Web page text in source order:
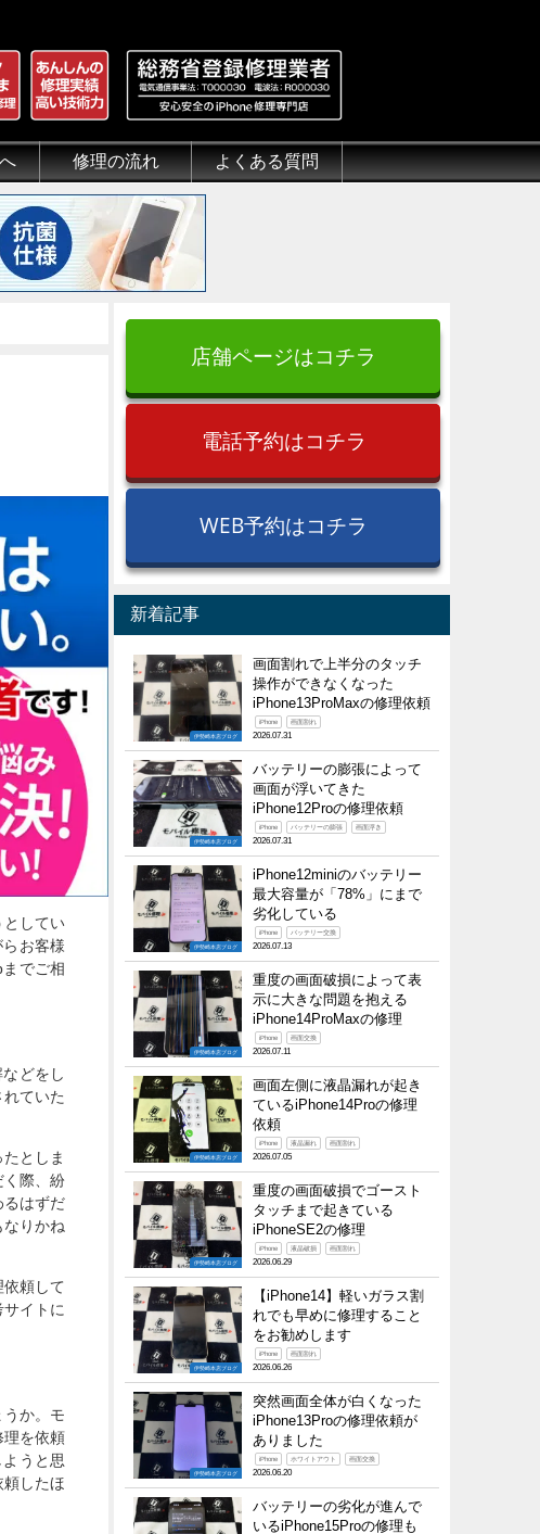
者
バイル修理.jp
品の安全性
ついて）について
て
修理の流れ
来店修理の流れ
郵送修理の流れ
出張修理の流れ
よくある質問
よくある質問（iPhone修理）
よくある質問（郵送修理）
よくある質問（出張修理）
よくある質問（G-PACK）
としてい
お客様
でご相
どをし
ていた
としま
く際、紛
るはずだ
なりかね
頼して
イトに
か。モ
理を依頼
うと思
頼したほ
店舗ページはコチラ
電話予約はコチラ
WEB予約はコチラ
新着記事
伊勢崎本店ブログ
画面割れで上半分のタッチ
操作ができなくなった
iPhone13ProMaxの修理依頼
iPhone 画面割れ
2026.07.31
伊勢崎本店ブログ
バッテリーの膨張によって
画面が浮いてきた
iPhone12Proの修理依頼
iPhone バッテリーの膨張 画面浮き
2026.07.31
伊勢崎本店ブログ
iPhone12miniのバッテリー
最大容量が「78%」にまで
劣化している
iPhone バッテリー交換
2026.07.13
伊勢崎本店ブログ
重度の画面破損によって表
示に大きな問題を抱える
iPhone14ProMaxの修理
iPhone 画面交換
2026.07.11
伊勢崎本店ブログ
画面左側に液晶漏れが起き
ているiPhone14Proの修理
依頼
iPhone 液晶漏れ 画面割れ
2026.07.05
伊勢崎本店ブログ
重度の画面破損でゴースト
タッチまで起きている
iPhoneSE2の修理
iPhone 液晶破損 画面割れ
2026.06.29
伊勢崎本店ブログ
【iPhone14】軽いガラス割
れでも早めに修理すること
をお勧めします
iPhone 画面割れ
2026.06.26
伊勢崎本店ブログ
突然画面全体が白くなった
iPhone13Proの修理依頼が
ありました
iPhone ホワイトアウト 画面交換
2026.06.20
バッテリーの劣化が進んで
いるiPhone15Proの修理も